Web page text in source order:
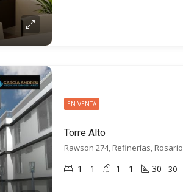
EN VENTA
Torre Alto
Rawson 274, Refinerías, Rosario
1 - 1 1 - 1 30 - 30